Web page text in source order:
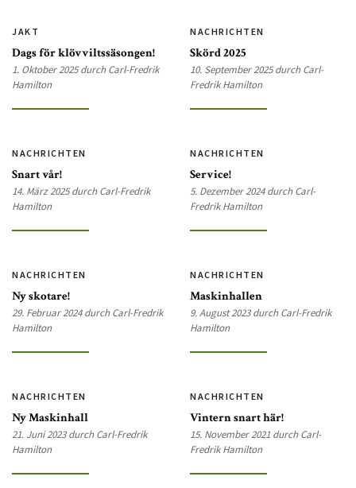
JAKT
Dags för klövviltssäsongen!
1. Oktober 2025 durch Carl-Fredrik
Hamilton
NACHRICHTEN
Skörd 2025
10. September 2025 durch Carl-
Fredrik Hamilton
NACHRICHTEN
Snart vår!
14. März 2025 durch Carl-Fredrik
Hamilton
NACHRICHTEN
Service!
5. Dezember 2024 durch Carl-
Fredrik Hamilton
NACHRICHTEN
Ny skotare!
29. Februar 2024 durch Carl-Fredrik
Hamilton
NACHRICHTEN
Maskinhallen
9. August 2023 durch Carl-Fredrik
Hamilton
NACHRICHTEN
Ny Maskinhall
21. Juni 2023 durch Carl-Fredrik
Hamilton
NACHRICHTEN
Vintern snart här!
15. November 2021 durch Carl-
Fredrik Hamilton